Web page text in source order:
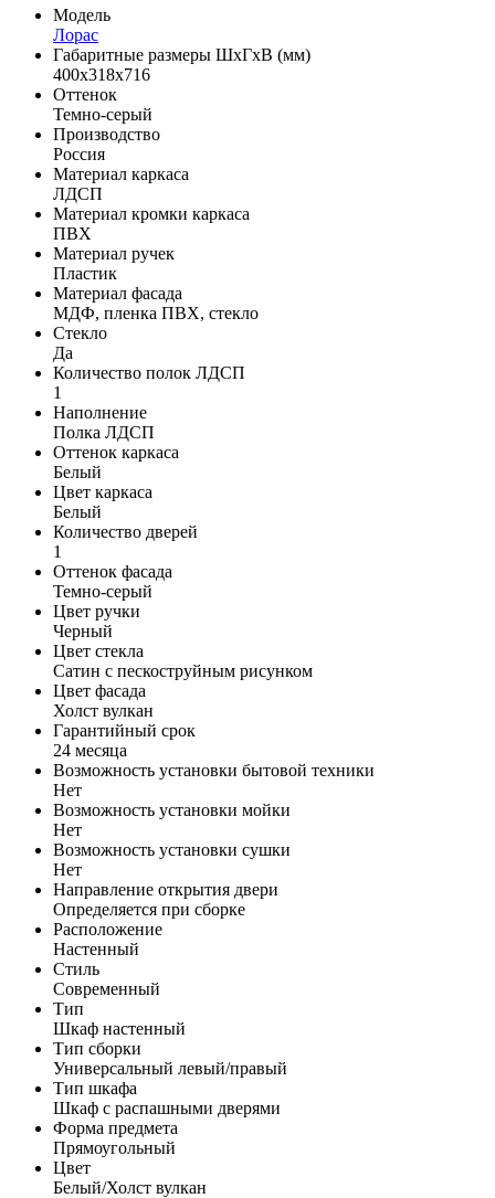
Модель
Лорас
Габаритные размеры ШхГхВ (мм)
400х318х716
Оттенок
Темно-серый
Производство
Россия
Материал каркаса
ЛДСП
Материал кромки каркаса
ПВХ
Материал ручек
Пластик
Материал фасада
МДФ, пленка ПВХ, стекло
Стекло
Да
Количество полок ЛДСП
1
Наполнение
Полка ЛДСП
Оттенок каркаса
Белый
Цвет каркаса
Белый
Количество дверей
1
Оттенок фасада
Темно-серый
Цвет ручки
Черный
Цвет стекла
Сатин с пескоструйным рисунком
Цвет фасада
Холст вулкан
Гарантийный срок
24 месяца
Возможность установки бытовой техники
Нет
Возможность установки мойки
Нет
Возможность установки сушки
Нет
Направление открытия двери
Определяется при сборке
Расположение
Настенный
Стиль
Современный
Тип
Шкаф настенный
Тип сборки
Универсальный левый/правый
Тип шкафа
Шкаф с распашными дверями
Форма предмета
Прямоугольный
Цвет
Белый/Холст вулкан